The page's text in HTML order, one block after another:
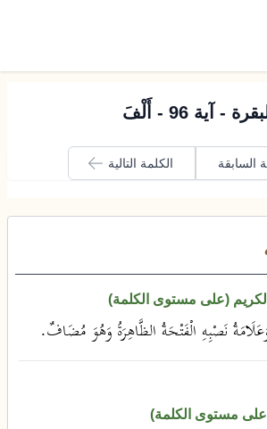
آية 96 - أَلْفَ
السابقة الكلمة التالية
(على مستوى الكلمة)
نَصْبِهِ الْفَتْحَةُ الظَّاهِرَةُ وَهُوَ مُضَافٌ.
(على مستوى الكلمة)